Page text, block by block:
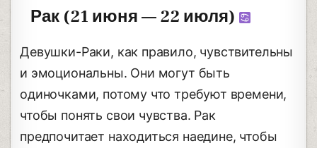
Рак (21 июня — 22 июля)
Девушки-Раки, как правило, чувствительны
и эмоциональны. Они могут быть
одиночками, потому что требуют времени,
чтобы понять свои чувства. Рак
предпочитает находиться наедине, чтобы